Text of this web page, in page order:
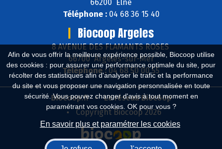
Afin de vous offrir la meilleure expérience possible, Biocoop utilise
des cookies : pour assurer une performance optimale du site, pour
récolter des statistiques afin d'analyser le trafic et la performance
du site et vous proposer une navigation personnalisée en toute
sécurité. Vous pouvez changer d'avis à tout moment en
paramétrant vos cookies. OK pour vous ?
En savoir plus et paramétrer les cookies
66200 Elne
Téléphone :04 68 36 15 40
Biocoop Argeles
8 AVENUE DES FLAMANTS ROSES
66700 Argelès-sur-Mer
Téléphone :04 68 50 00 55
Biocoop.fr
Le réseau Biocoop
Copyright Biocoop 2026